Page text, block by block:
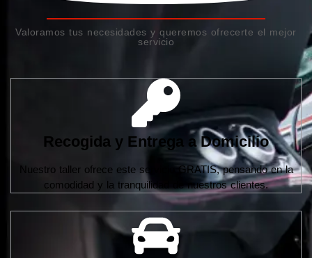
Valoramos tus necesidades y queremos ofrecerte el mejor
servicio
Recogida y Entrega a Domicilio
Nuestro taller ofrece este servicio GRATIS, pensando en la
comodidad y la tranquilidad de nuestros clientes.